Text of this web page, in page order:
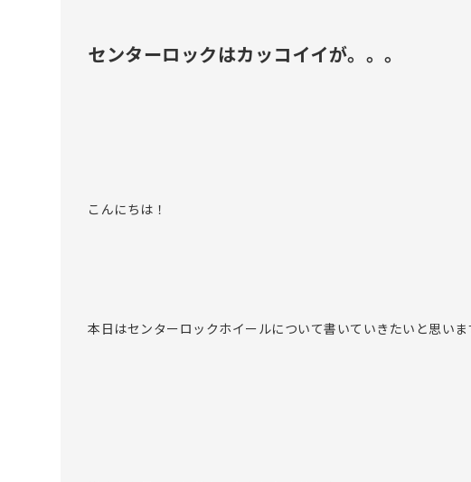
センターロックはカッコイイが。。。
こんにちは！
本日はセンターロックホイールについて書いていきたいと思いま